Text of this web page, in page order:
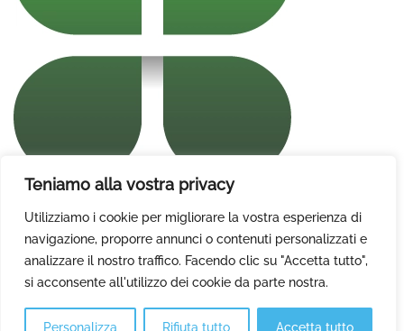
Teniamo alla vostra privacy
Utilizziamo i cookie per migliorare la vostra esperienza di
navigazione, proporre annunci o contenuti personalizzati e
analizzare il nostro traffico. Facendo clic su "Accetta tutto",
si acconsente all'utilizzo dei cookie da parte nostra.
Personalizza Rifiuta tutto Accetta tutto